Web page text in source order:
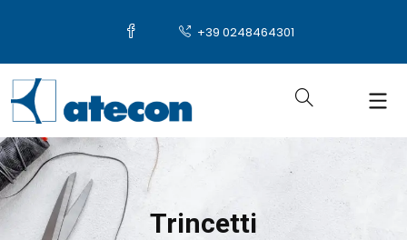
+39 0248464301
Trincetti